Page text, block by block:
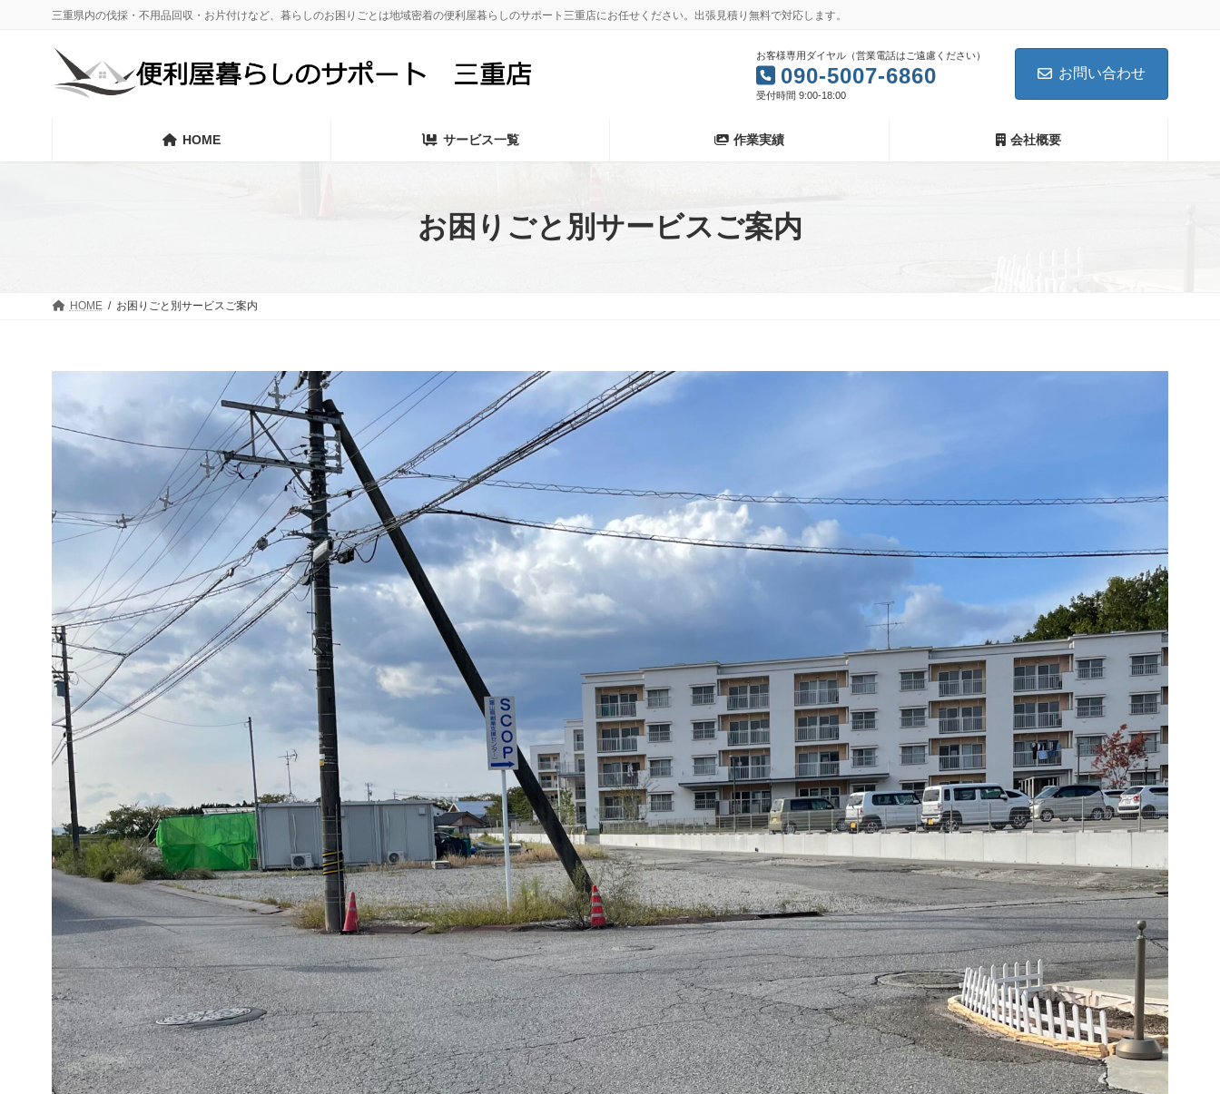
三重県内の伐採・不用品回収・お片付けなど、暮らしのお困りごとは地域密着の便利屋暮らしのサポート三重店にお任せください。出張見積り無料で対応します。
お客様専用ダイヤル（営業電話はご遠慮ください）
090-5007-6860
受付時間 9:00-18:00
お問い合わせ
HOME サービス一覧 作業実績 会社概要
お困りごと別サービスご案内
HOME お困りごと別サービスご案内